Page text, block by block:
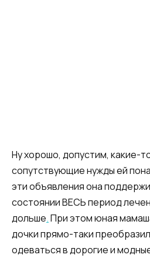
Ну хорошо, допустим, какие-
сопутствующие нужды ей
эти объявления она
состоянии ВЕСЬ период
дольше.При этом юная
дочки прямо-таки
одеваться в дорогие и